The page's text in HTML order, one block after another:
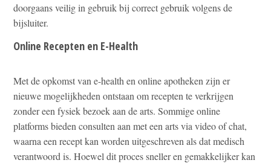
doorgaans veilig in gebruik bij correct gebruik volgens de
bijsluiter.
Online Recepten en E-Health
Met de opkomst van e-health en online apotheken zijn er
nieuwe mogelijkheden ontstaan om recepten te verkrijgen
zonder een fysiek bezoek aan de arts. Sommige online
platforms bieden consulten aan met een arts via video of chat,
waarna een recept kan worden uitgeschreven als dat medisch
verantwoord is. Hoewel dit proces sneller en gemakkelijker kan